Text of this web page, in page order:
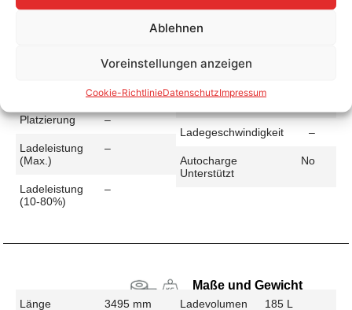
Ablehnen
Voreinstellungen anzeigen
Cookie-RichtlinieDatenschutzImpressum
Schnellladen
Ladeanschluss –
Platzierung –
Ladeleistung
(max.)
–
Ladeleistung
(10-80%)
–
Ladezeit (49-
Ladegeschwindigkeit –
Autocharge
Unterstützt
No
Maße und Gewicht
Länge 3495 mm Ladevolumen 185 L